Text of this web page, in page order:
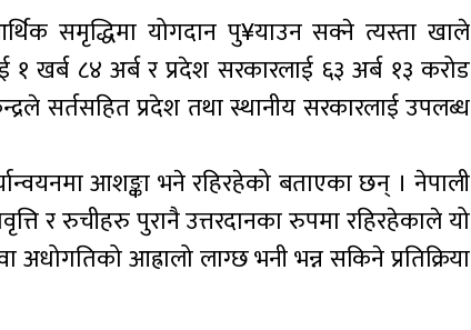
समृद्धिमा योगदान पु¥याउन सक्ने त्यस्ता खाले
खर्ब ८४ अर्ब र प्रदेश सरकारलाई ६३ अर्ब १३ करोड
सर्तसहित प्रदेश तथा स्थानीय सरकारलाई उपलब्ध
आशङ्का भने रहिरहेको बताएका छन् । नेपाली
र रुचीहरु पुरानै उत्तरदानका रुपमा रहिरहेकाले यो
आह्रालो लाग्छ भनी भन्न सकिने प्रतिक्रिया